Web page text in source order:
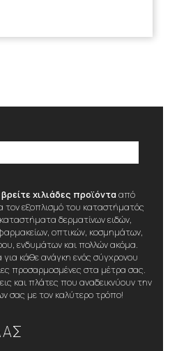
χιλιάδες προϊόντααπό
τον εξοπλισμό του καταστήματός
δερματίνων ειδών,
οπτικών, κοσμημάτων,
ενδυμάτων και πολλών ακόμα.
κάθε ανάγκη ενός σύγχρονου
προσαρμοσμένες στα μέτρα σας.
και πλάτες που αναδεικνύουν την
σας με τον καλύτερο τρόπο!